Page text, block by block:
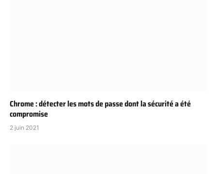
Chrome : détecter les mots de passe dont la sécurité a été
compromise
2 juin 2021